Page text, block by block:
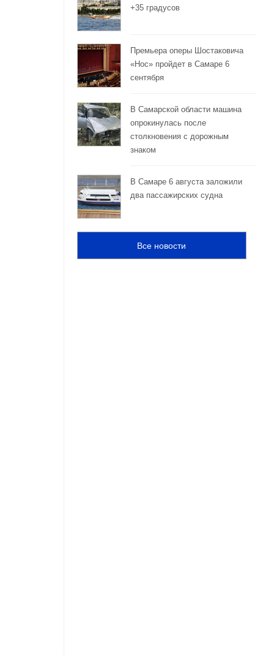
+35 градусов
Премьера оперы Шостаковича
«Нос» пройдет в Самаре 6
сентября
В Самарской области машина
опрокинулась после
столкновения с дорожным
знаком
В Самаре 6 августа заложили
два пассажирских судна
Все новости